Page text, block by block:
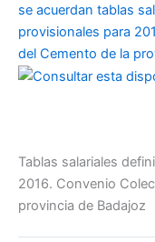
se acuerdan tablas
provisionales para
del Cemento de la
Tablas salariales
2016. Convenio
provincia de Badajoz